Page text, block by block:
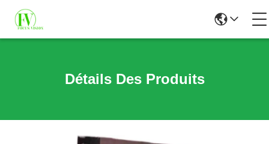
Détails Des Produits